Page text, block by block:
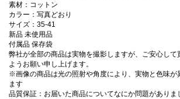
素材：コットン
カラー：写真どおり
サイズ：35-41
新品 未使用品
付属品 保存袋
弊社が全部の商品は実物を撮影しますが、ご安心して
ようお願い申し上げます。
※画像の商品は光の照射や角度により、実物と色味が
ます
品質保証：お届いた商品についてなにか問題がありま